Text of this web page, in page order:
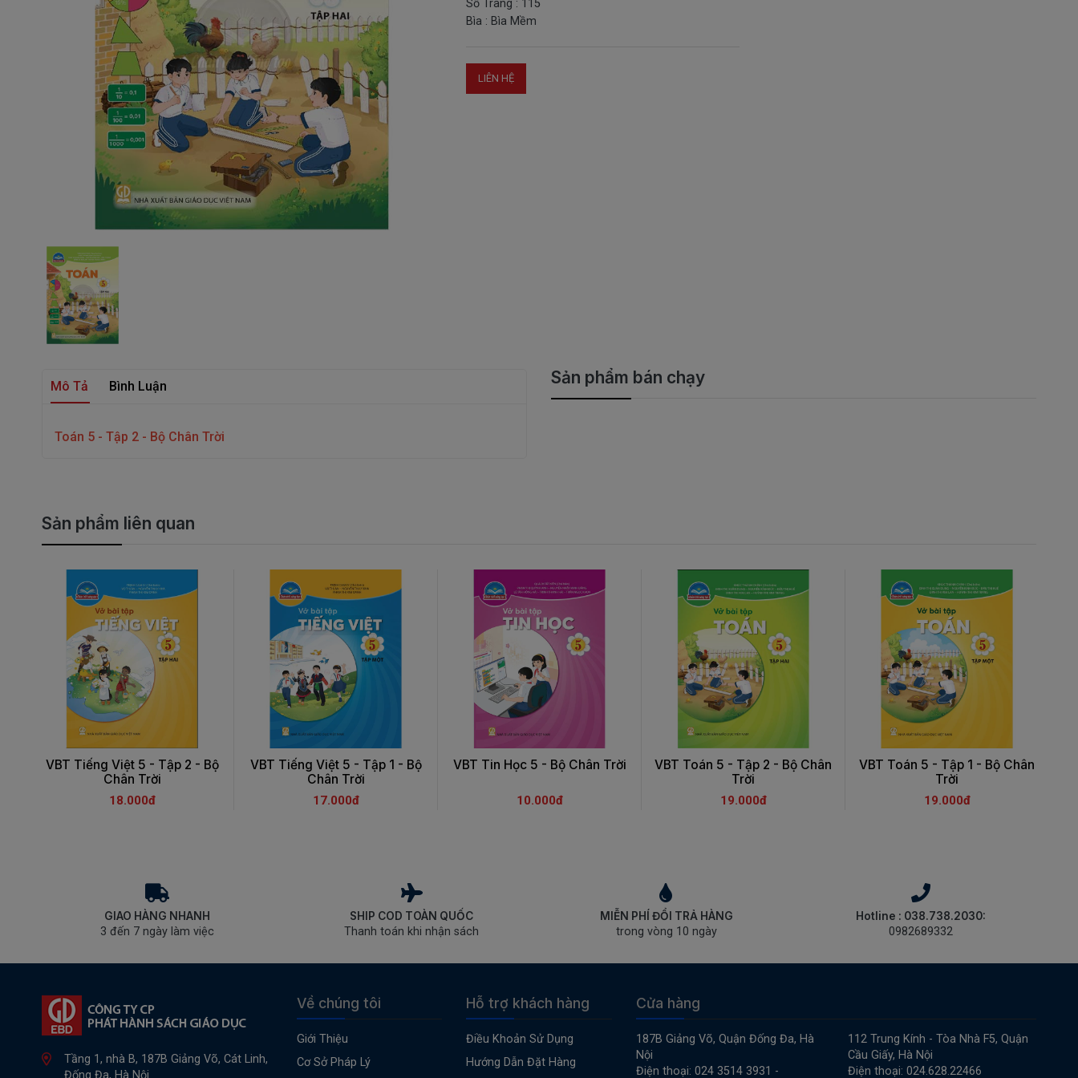
Số Trang : 115
Bìa : Bìa Mềm
LIÊN HỆ
Mô Tả Bình Luận
Toán 5 - Tập 2 - Bộ Chân Trời
Sản phẩm bán chạy
Sản phẩm liên quan
VBT Tiếng Việt 5 - Tập 2 - Bộ
Chân Trời
18.000đ
VBT Tiếng Việt 5 - Tập 1 - Bộ
Chân Trời
17.000đ
VBT Tin Học 5 - Bộ Chân Trời
10.000đ
VBT Toán 5 - Tập 2 - Bộ Chân
Trời
19.000đ
VBT Toán 5 - Tập 1 - Bộ Chân
Trời
19.000đ
GIAO HÀNG NHANH
3 đến 7 ngày làm việc
SHIP COD TOÀN QUỐC
Thanh toán khi nhận sách
MIỄN PHÍ ĐỔI TRẢ HÀNG
trong vòng 10 ngày
Hotline : 038.738.2030:
0982689332
Tầng 1, nhà B, 187B Giảng Võ, Cát Linh,
Về chúng tôi
Giới Thiệu
Cơ Sở Pháp Lý
Hỗ trợ khách hàng
Điều Khoản Sử Dụng
Hướng Dẫn Đặt Hàng
Cửa hàng
187B Giảng Võ, Quận Đống Đa, Hà
Nội
Điện thoại: 024 3514 3931 -
112 Trung Kính - Tòa Nhà F5, Quận
Cầu Giấy, Hà Nội
Điện thoại: 024.628.22466